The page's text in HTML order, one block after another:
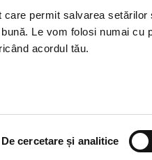
permit salvarea setărilor
Le vom folosi numai cu
acordul tău.
De cercetare și analitice